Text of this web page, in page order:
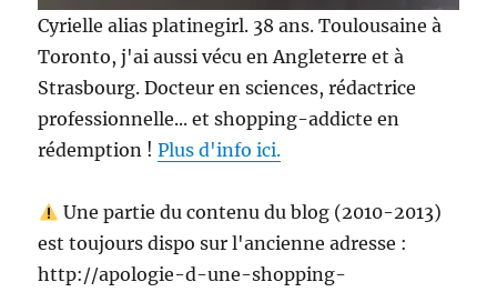
Cyrielle alias platinegirl. 38 ans. Toulousaine à
Toronto, j'ai aussi vécu en Angleterre et à
Strasbourg. Docteur en sciences, rédactrice
professionnelle... et shopping-addicte en
rédemption !Plus d'info ici.
Une partie du contenu du blog (2010-2013)
est toujours dispo sur l'ancienne adresse :
http://apologie-d-une-shopping-